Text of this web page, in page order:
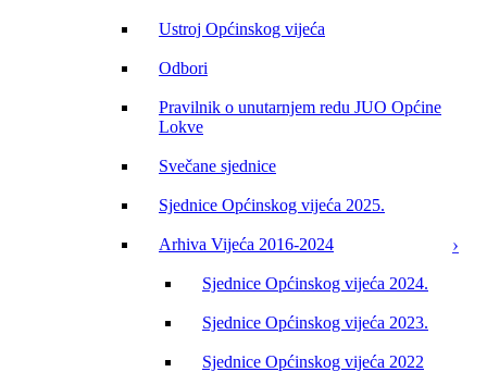
Ustroj Općinskog vijeća
Odbori
Pravilnik o unutarnjem redu JUO Općine
Lokve
Svečane sjednice
Sjednice Općinskog vijeća 2025.
Arhiva Vijeća 2016-2024
Sjednice Općinskog vijeća 2024.
Sjednice Općinskog vijeća 2023.
Sjednice Općinskog vijeća 2022